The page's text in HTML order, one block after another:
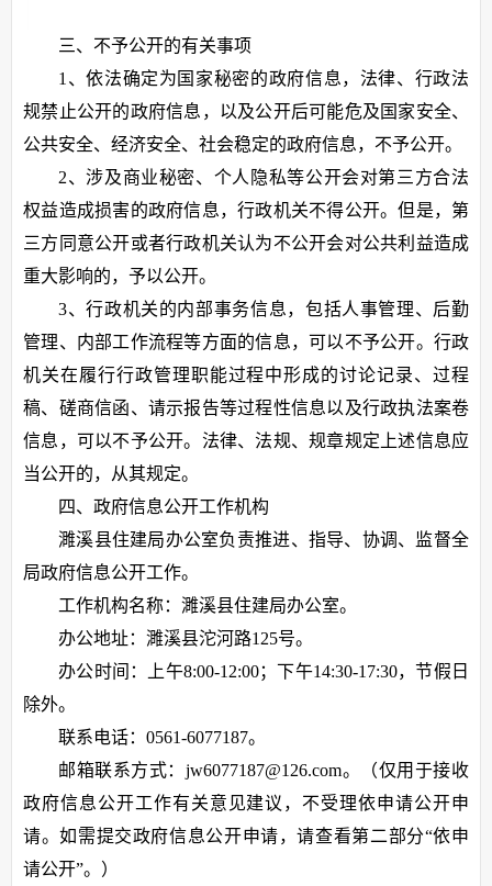
三、不予公开的有关事项
1、依法确定为国家秘密的政府信息，法律、行政法
规禁止公开的政府信息，以及公开后可能危及国家安全、
公共安全、经济安全、社会稳定的政府信息，不予公开。
2、涉及商业秘密、个人隐私等公开会对第三方合法
权益造成损害的政府信息，行政机关不得公开。但是，第
三方同意公开或者行政机关认为不公开会对公共利益造成
重大影响的，予以公开。
3、行政机关的内部事务信息，包括人事管理、后勤
管理、内部工作流程等方面的信息，可以不予公开。行政
机关在履行行政管理职能过程中形成的讨论记录、过程
稿、磋商信函、请示报告等过程性信息以及行政执法案卷
信息，可以不予公开。法律、法规、规章规定上述信息应
当公开的，从其规定。
四、政府信息公开工作机构
濉溪县住建局办公室负责推进、指导、协调、监督全
局政府信息公开工作。
工作机构名称：濉溪县住建局办公室。
办公地址：濉溪县沱河路125号。
办公时间：上午8:00-12:00；下午14:30-17:30，节假日
除外。
联系电话：0561-6077187。
邮箱联系方式：jw6077187@126.com。（仅用于接收
政府信息公开工作有关意见建议，不受理依申请公开申
请。如需提交政府信息公开申请，请查看第二部分“依申
请公开”。）